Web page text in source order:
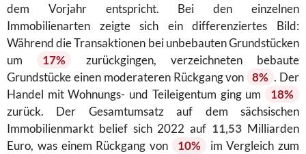
dem Vorjahr entspricht. Bei den einzelnen
Immobilienarten zeigte sich ein differenziertes Bild:
Während die Transaktionen bei unbebauten Grundstücken
um
17%
zurückgingen, verzeichneten bebaute
Grundstücke einen moderateren Rückgang von 8% . Der
Handel mit Wohnungs- und Teileigentum ging um
18%
zurück. Der Gesamtumsatz auf dem sächsischen
Immobilienmarkt belief sich 2022 auf 11,53 Milliarden
Euro, was einem Rückgang von
10%
im Vergleich zum